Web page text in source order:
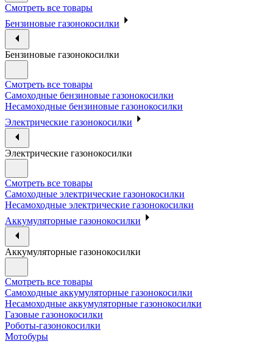
Смотреть все товары
Бензиновые газонокосилки
Бензиновые газонокосилки
Смотреть все товары
Самоходные бензиновые газонокосилки
Несамоходные бензиновые газонокосилки
Электрические газонокосилки
Электрические газонокосилки
Смотреть все товары
Самоходные электрические газонокосилки
Несамоходные электрические газонокосилки
Аккумуляторные газонокосилки
Аккумуляторные газонокосилки
Смотреть все товары
Самоходные аккумуляторные газонокосилки
Несамоходные аккумуляторные газонокосилки
Газовые газонокосилки
Роботы-газонокосилки
Мотобуры